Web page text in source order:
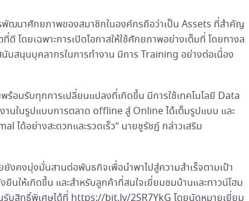
ฒนาศักยภาพของสมาชิกในองค์กรถือว่าเป็น Assets ที่สำคัญ
โดยเฉพาะการเปิดโอกาสให้ใช้ศักยภาพอย่างเต็มที่ โดยทางล
สนุนบุคลากรในการทำงาน มีการ Training อย่างต่อเนื่อง
อมรับทุกการเปลี่ยนแปลงที่เกิดขึ้น มีการใช้เทคโนโลยี Data
นในรูปแบบการตลาด offline สู่ Online ได้เต็มรูปแบบ และ
ได้อย่างสะดวกและรวดเร็ว” นายชูรัชฏ์ กล่าวเสริม
งคงมุ่งมั่นสานต่อพันธกิจเพื่อนำพาไปสู่ความสำเร็จตามเป้า
นให้เกิดขึ้น และสำหรับลูกค้าที่สนใจเยี่ยมชมบ้านและทาวน์โฮม